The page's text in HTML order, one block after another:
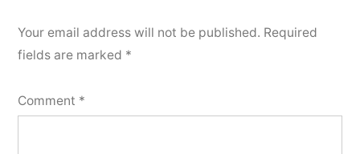
Your email address will not be published. Required
fields are marked *
Comment *